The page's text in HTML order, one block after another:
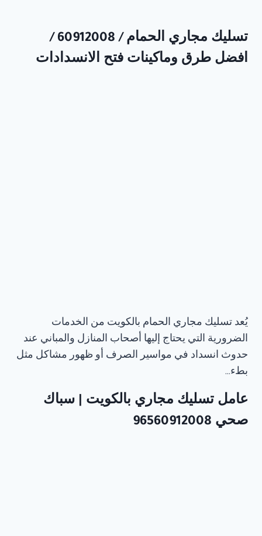
تسليك مجاري الحمام / 60912008 /
افضل طرق وماكينات فتح الانسدادات
يُعد تسليك مجاري الحمام بالكويت من الخدمات
الضرورية التي يحتاج إليها أصحاب المنازل والمباني عند
حدوث انسداد في مواسير الصرف أو ظهور مشاكل مثل
بطء…
عامل تسليك مجاري​ بالكويت | سباك
صحي 96560912008